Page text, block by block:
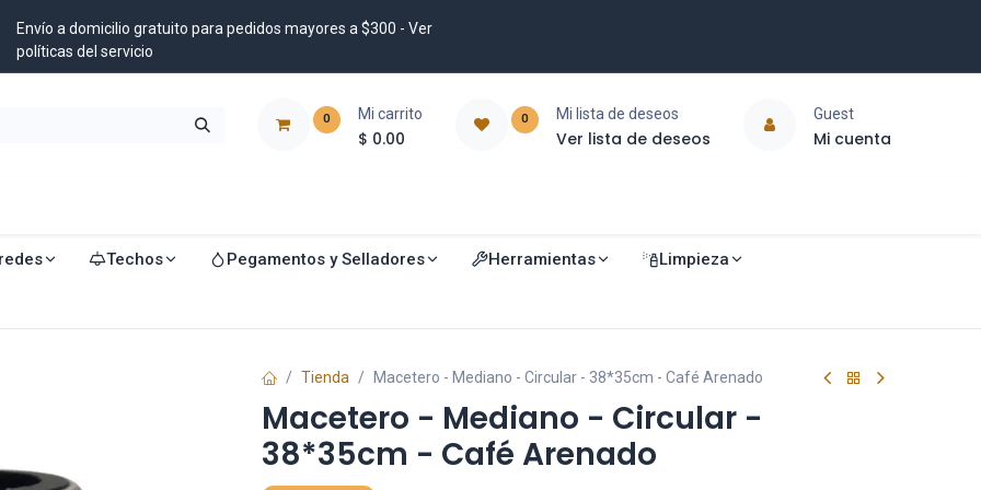
Envío a domicilio gratuito para pedidos mayores a $300 - Ver
políticas del servicio
0 Mi carrito
$ 0.00
0 Mi lista de deseos
Ver lista de deseos
Guest
Mi cuenta
Techos Pegamentos y Selladores Herramientas Limpieza
Tienda Macetero - Mediano - Circular - 38*35cm - Café Arenado
Macetero - Mediano - Circular -
38*35cm - Café Arenado